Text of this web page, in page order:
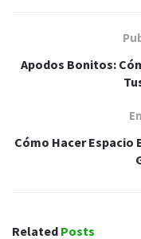
Apodos Bonitos:
Cómo Hacer Espacio
Related Posts